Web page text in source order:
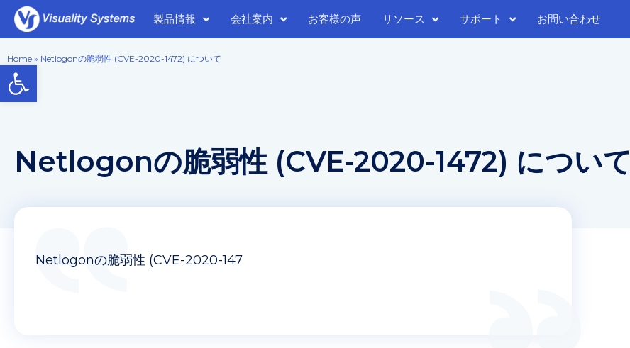
Open toolbar
製品情報 会社案内 お客様の声 リソース サポート お問い合わせ
Home » Netlogonの脆弱性 (CVE-2020-1472) について
Netlogonの脆弱性 (CVE-2020-1472) について
Netlogonの脆弱性 (CVE-2020-147